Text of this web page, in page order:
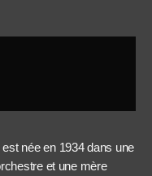
née en 1934 dans une
et une mère